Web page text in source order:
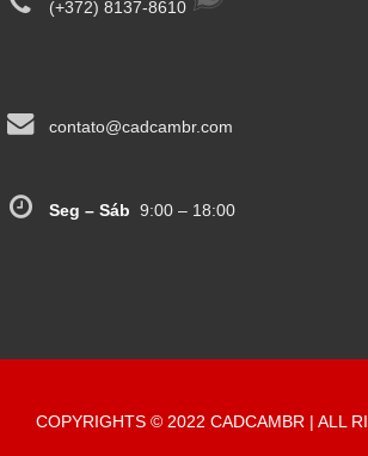
(+372) 8137-8610
contato@cadcambr.com
Seg – Sáb 9:00 – 18:00
COPYRIGHTS © 2022 CADCAMBR | ALL